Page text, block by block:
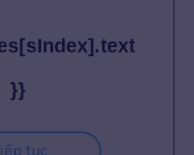
}}
tục